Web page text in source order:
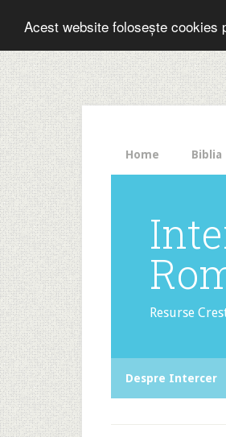
Acest website folosește cookies
The
HelloBar
- a
little
bar
that
gets
noticed!
Home Biblia
Resurse
Despre Intercer